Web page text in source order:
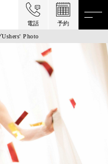
電話 予約
Photo